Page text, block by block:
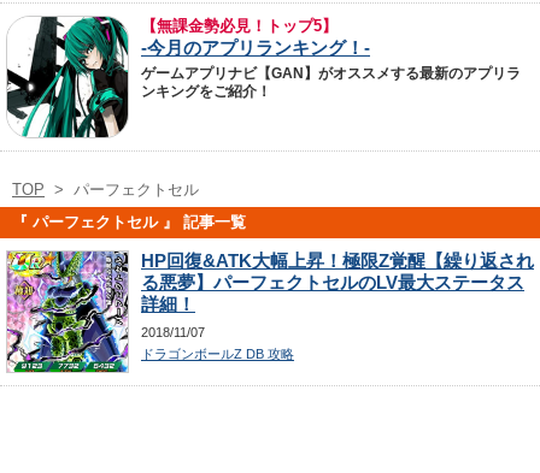
【無課金勢必見！トップ5】
-今月のアプリランキング！-
ゲームアプリナビ【GAN】がオススメする最新のアプリラ
ンキングをご紹介！
TOP > パーフェクトセル
『 パーフェクトセル 』 記事一覧
HP回復&ATK大幅上昇！極限Z覚醒【繰り返され
る悪夢】パーフェクトセルのLV最大ステータス
詳細！
2018/11/07
ドラゴンボールZ DB 攻略